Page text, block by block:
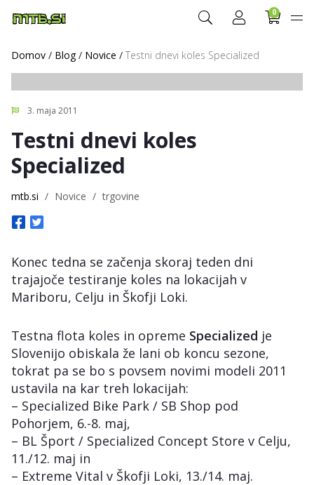
0
Domov / Blog/ Novice / Testni dnevi koles Specialized
3. maja 2011
Testni dnevi koles
Specialized
mtb.si / Novice / trgovine
Konec tedna se začenja skoraj teden dni
trajajoče testiranje koles na lokacijah v
Mariboru, Celju in Škofji Loki.
Testna flota koles in opreme Specialized je
Slovenijo obiskala že lani ob koncu sezone,
tokrat pa se bo s povsem novimi modeli 2011
ustavila na kar treh lokacijah:
– Specialized Bike Park / SB Shop pod
Pohorjem, 6.-8. maj,
– BL Šport / Specialized Concept Store v Celju,
11./12. maj in
– Extreme Vital v Škofji Loki, 13./14. maj.